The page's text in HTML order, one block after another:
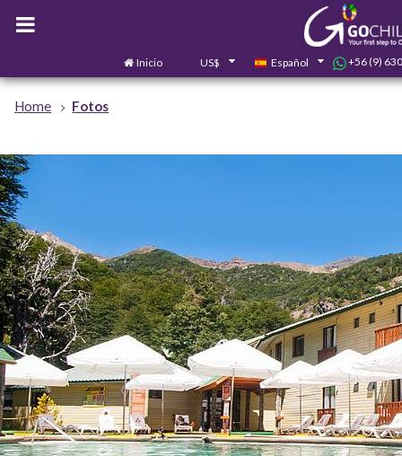
Inicio US$ Español +56 (9)
Home Fotos